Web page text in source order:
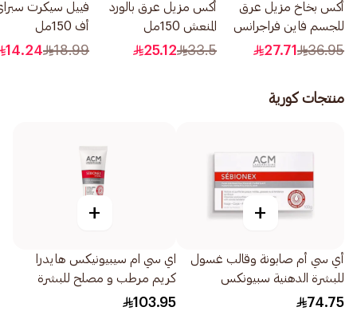
أكس بخاخ مزيل عرق
للجسم فاين فراجرانس
بريميوم أكوا برغموت
36.95
27.71
أكس مزيل عرق بالورد
المنعش 150مل
33.5
25.12
فييل سيكرت
أف 150مل
18.99
14.24
منتجات كورية
+
أي سي أم صابونة وقالب غسول
للبشرة الدهنية سبيونكس
100جرام
74.75
+
اي سي ام سيبيونيكس هايدرا
كريم مرطب و مصلح للبشرة
40مل
103.95